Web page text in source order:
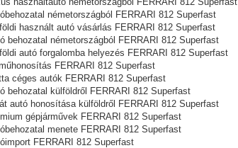
németországból FERRARI 812 Superfast
használt autó vásárlás FERRARI 812 Superfast
behozatal németországból FERRARI 812 Superfast
autó forgalomba helyezés FERRARI 812 Superfast
FERRARI 812 Superfast
céges autók FERRARI 812 Superfast
behozatal külföldről FERRARI 812 Superfast
autó honosítása külföldről FERRARI 812 Superfast
gépjárművek FERRARI 812 Superfast
menete FERRARI 812 Superfast
FERRARI 812 Superfast